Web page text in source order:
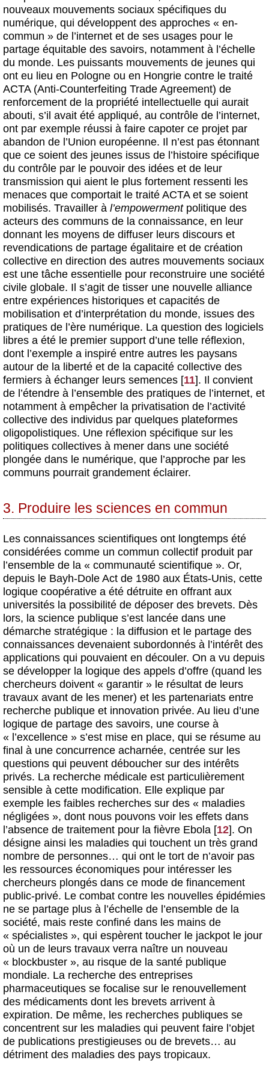
nouveaux mouvements sociaux spécifiques du
numérique, qui développent des approches « en-
commun » de l’internet et de ses usages pour le
partage équitable des savoirs, notamment à l’échelle
du monde. Les puissants mouvements de jeunes qui
ont eu lieu en Pologne ou en Hongrie contre le traité
ACTA (Anti-Counterfeiting Trade Agreement) de
renforcement de la propriété intellectuelle qui aurait
abouti, s’il avait été appliqué, au contrôle de l’internet,
ont par exemple réussi à faire capoter ce projet par
abandon de l’Union européenne. Il n’est pas étonnant
que ce soient des jeunes issus de l’histoire spécifique
du contrôle par le pouvoir des idées et de leur
transmission qui aient le plus fortement ressenti les
menaces que comportait le traité ACTA et se soient
mobilisés. Travailler à l’empowermentpolitique des
acteurs des communs de la connaissance, en leur
donnant les moyens de diffuser leurs discours et
revendications de partage égalitaire et de création
collective en direction des autres mouvements sociaux
est une tâche essentielle pour reconstruire une société
civile globale. Il s’agit de tisser une nouvelle alliance
entre expériences historiques et capacités de
mobilisation et d’interprétation du monde, issues des
pratiques de l’ère numérique. La question des logiciels
libres a été le premier support d’une telle réflexion,
dont l’exemple a inspiré entre autres les paysans
autour de la liberté et de la capacité collective des
fermiers à échanger leurs semences [11]. Il convient
de l’étendre à l’ensemble des pratiques de l’internet, et
notamment à empêcher la privatisation de l’activité
collective des individus par quelques plateformes
oligopolistiques. Une réflexion spécifique sur les
politiques collectives à mener dans une société
plongée dans le numérique, que l’approche par les
communs pourrait grandement éclairer.
3. Produire les sciences en commun
Les connaissances scientifiques ont longtemps été
considérées comme un commun collectif produit par
l’ensemble de la « communauté scientifique ». Or,
depuis le Bayh-Dole Act de 1980 aux États-Unis, cette
logique coopérative a été détruite en offrant aux
universités la possibilité de déposer des brevets. Dès
lors, la science publique s’est lancée dans une
démarche stratégique : la diffusion et le partage des
connaissances devenaient subordonnés à l’intérêt des
applications qui pouvaient en découler. On a vu depuis
se développer la logique des appels d’offre (quand les
chercheurs doivent « garantir » le résultat de leurs
travaux avant de les mener) et les partenariats entre
recherche publique et innovation privée. Au lieu d’une
logique de partage des savoirs, une course à
« l’excellence » s’est mise en place, qui se résume au
final à une concurrence acharnée, centrée sur les
questions qui peuvent déboucher sur des intérêts
privés. La recherche médicale est particulièrement
sensible à cette modification. Elle explique par
exemple les faibles recherches sur des « maladies
négligées », dont nous pouvons voir les effets dans
l’absence de traitement pour la fièvre Ebola [12]. On
désigne ainsi les maladies qui touchent un très grand
nombre de personnes… qui ont le tort de n’avoir pas
les ressources économiques pour intéresser les
chercheurs plongés dans ce mode de financement
public-privé. Le combat contre les nouvelles épidémies
ne se partage plus à l’échelle de l’ensemble de la
société, mais reste confiné dans les mains de
« spécialistes », qui espèrent toucher le jackpot le jour
où un de leurs travaux verra naître un nouveau
« blockbuster », au risque de la santé publique
mondiale. La recherche des entreprises
pharmaceutiques se focalise sur le renouvellement
des médicaments dont les brevets arrivent à
expiration. De même, les recherches publiques se
concentrent sur les maladies qui peuvent faire l’objet
de publications prestigieuses ou de brevets… au
détriment des maladies des pays tropicaux.